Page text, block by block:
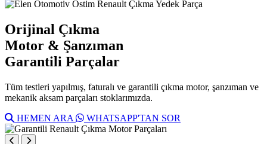
Orijinal Çıkma
Motor & Şanzıman
Garantili Parçalar
Tüm testleri yapılmış, faturalı ve garantili çıkma motor, şanzıman ve
mekanik aksam parçaları stoklarımızda.
HEMEN ARA
WHATSAPP'TAN SOR